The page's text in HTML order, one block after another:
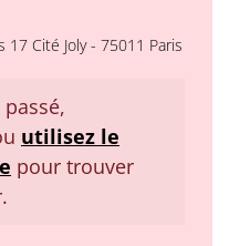
Cité Joly - 75011 Paris
utilisez le
pour trouver